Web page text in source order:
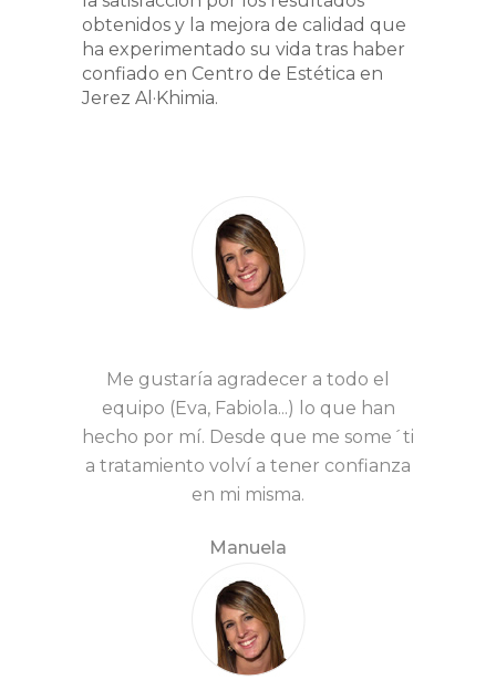
obtenidos y la mejora de calidad que
ha experimentado su vida tras haber
confiado en Centro de Estética en
Jerez Al·Khimia.
Me gustaría agradecer a todo el
equipo (Eva, Fabiola...) lo que han
hecho por mí. Desde que me some´ti
a tratamiento volví a tener confianza
en mi misma.
Manuela